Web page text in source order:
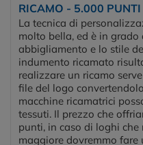
RICAMO - 5.000 PUNTI
La tecnica di
molto bella, ed è in grado
abbigliamento e lo stile
indumento ricamato
realizzare un ricamo
file del logo
macchine ricamatrici
tessuti. Il prezzo che
punti, in caso di loghi
maggiore dovremmo fare